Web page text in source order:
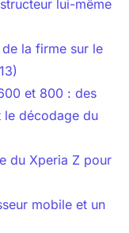
lui-même
la firme sur le
et 800 : des
le décodage du
du Xperia Z pour
mobile et un